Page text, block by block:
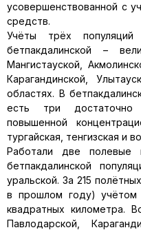
усовершенствованной с
средств.
Учёты трёх
бетпакдалинской –
Мангистауской,
Карагандинской,
областях. В
есть три достаточно
повышенной
тургайская, тенгизская и
Работали две полевые
бетпакдалинской
уральской. За 215
в прошлом году) учётом
квадратных километра.
Павлодарской,